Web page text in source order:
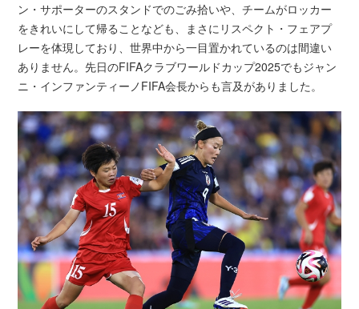
ン・サポーターのスタンドでのごみ拾いや、チームがロッカー
をきれいにして帰ることなども、まさにリスペクト・フェアプ
レーを体現しており、世界中から一目置かれているのは間違い
ありません。先日のFIFAクラブワールドカップ2025でもジャン
ニ・インファンティーノFIFA会長からも言及がありました。